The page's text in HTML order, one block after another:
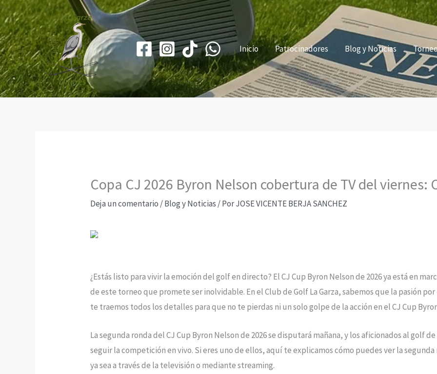
Ir
al
contenido
Inicio
Patrocinadores Blog y Noticias
Copa CJ 2026 Byron Nelson cobertura de TV del viernes:
Deja un comentario /Blog y Noticias / PorJOSE VICENTE BERJA SANCHEZ
¿Estás listo para vivir la emoción del golf en directo? El CJ Cup Byron Nelson de 2026 ya está en
de este torneo que promete ser inolvidable. En el Club de Golf La Garza, sabemos que la pasión
te traemos todos los detalles para que no te pierdas ni un solo golpe de la acción en el CJ Cup
La segunda ronda del CJ Cup Byron Nelson de 2026 se disputará mañana, y los aficionados al golf
seguir la competición en vivo. Si eres uno de ellos, aquí te explicamos cómo puedes ver la
ya sea a través de la televisión o mediante streaming.